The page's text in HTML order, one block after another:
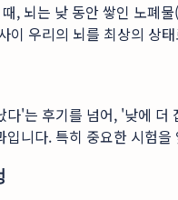
, 뇌는 낮 동안 쌓인 노폐
이 우리의 뇌를 최상의 상
'는 후기를 넘어, '낮에
니다. 특히 중요한 시험